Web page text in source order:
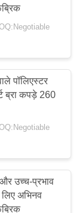
105
170
पॉलिएस्टर
ब्रा कपड़े 260
उच्च-प्रभाव
लिए अभिनव